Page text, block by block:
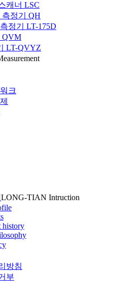
캐너 LSC
정기 QH
정기 LT-175D
QVM
LT-QVYZ
크
LONG-TIAN Intruction
history
방침
부